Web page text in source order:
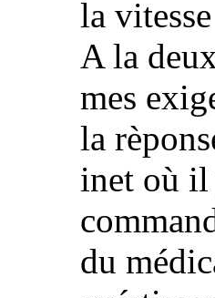
la
A la
mes
la
inet où il
du